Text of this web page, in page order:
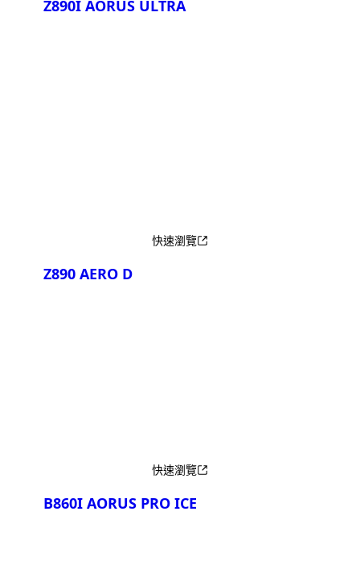
Z890I AORUS ULTRA
快速瀏覽
Z890 AERO D
快速瀏覽
B860I AORUS PRO ICE